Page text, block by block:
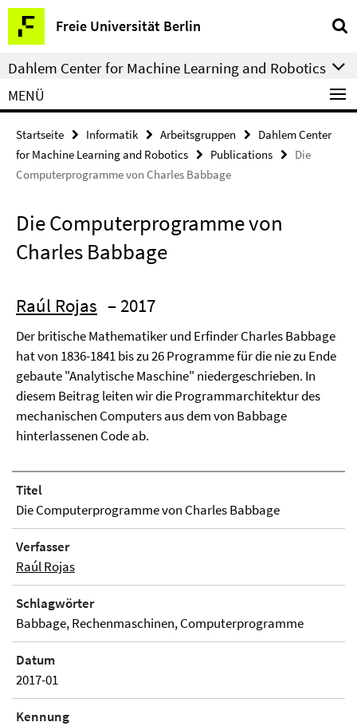
Springe
direkt
zu
Inhalt
Freie Universität Berlin
Service-
Navigation
Dahlem Center for Machine Learning and Robotics
MENÜ
Startseite Informatik Arbeitsgruppen
Dahlem Center
for Machine Learning and Robotics
Publications
Die
Computerprogramme von Charles Babbage
Die Computerprogramme von
Charles Babbage
Raúl Rojas – 2017
Der britische Mathematiker und Erfinder Charles Babbage
hat von 1836-1841 bis zu 26 Programme für die nie zu Ende
gebaute "Analytische Maschine" niedergeschrieben. In
diesem Beitrag leiten wir die Programmarchitektur des
mechanischen Computers aus dem von Babbage
hinterlassenen Code ab.
Titel
Die Computerprogramme von Charles Babbage
Verfasser
Raúl Rojas
Schlagwörter
Babbage, Rechenmaschinen, Computerprogramme
Datum
2017-01
Kennung